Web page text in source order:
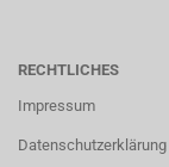
RECHTLICHES
Impressum
Datenschutzerklärung